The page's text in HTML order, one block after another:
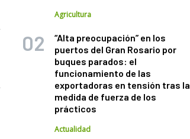
Agricultura
“Alta preocupación” en los
puertos del Gran Rosario por
buques parados: el
funcionamiento de las
exportadoras en tensión tras la
medida de fuerza de los
prácticos
Actualidad